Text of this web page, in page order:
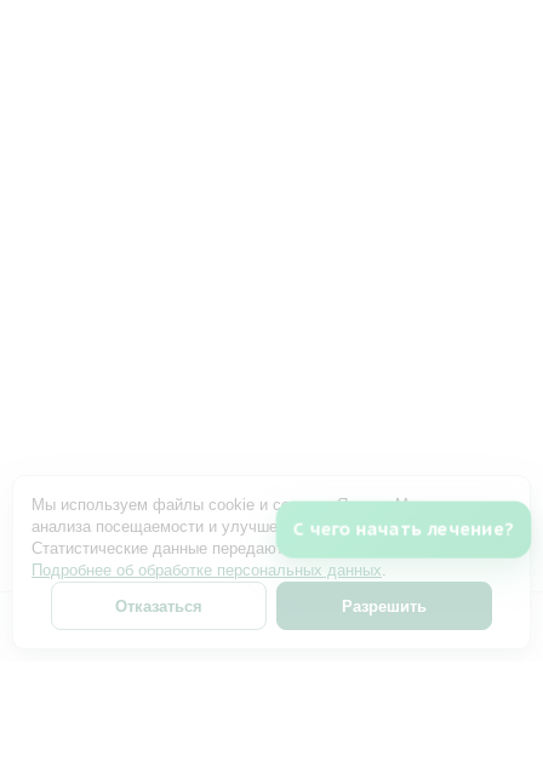
ИМЕЮТСЯ ПРОТИВОПОКАЗАНИЯ. НЕОБХОДИМА
КОНСУЛЬТАЦИЯ СПЕЦИАЛИСТА
С чего начать лечение?
Мы используем файлы cookie и сервис «Яндекс Метрика» для
анализа посещаемости и улучшения работы сайта.
Статистические данные передаются только с вашего согласия.
Подробнее об обработке персональных данных.
Отказаться
Разрешить